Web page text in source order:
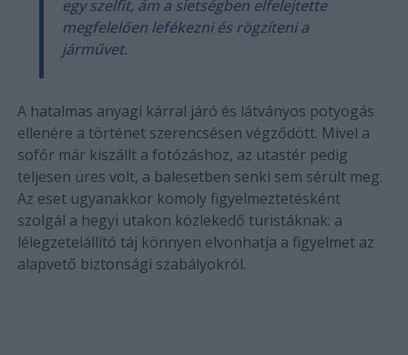
egy szelfit, ám a sietségben elfelejtette
megfelelően lefékezni és rögzíteni a
járművet.
A hatalmas anyagi kárral járó és látványos potyogás
ellenére a történet szerencsésen végződött. Mivel a
sofőr már kiszállt a fotózáshoz, az utastér pedig
teljesen üres volt, a balesetben senki sem sérült meg.
Az eset ugyanakkor komoly figyelmeztetésként
szolgál a hegyi utakon közlekedő turistáknak: a
lélegzetelállító táj könnyen elvonhatja a figyelmet az
alapvető biztonsági szabályokról.